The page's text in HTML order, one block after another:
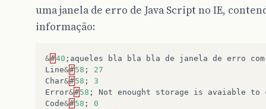
uma janela de erro de Java Script no IE,
informação:
&#40 ; aqueles bla bla bla de janela de erro
com
Line&#58 ;
27
Char&#58 ;
3
Error&#58 ; Not enought storage is avaiable to
Code&#58 ;
0